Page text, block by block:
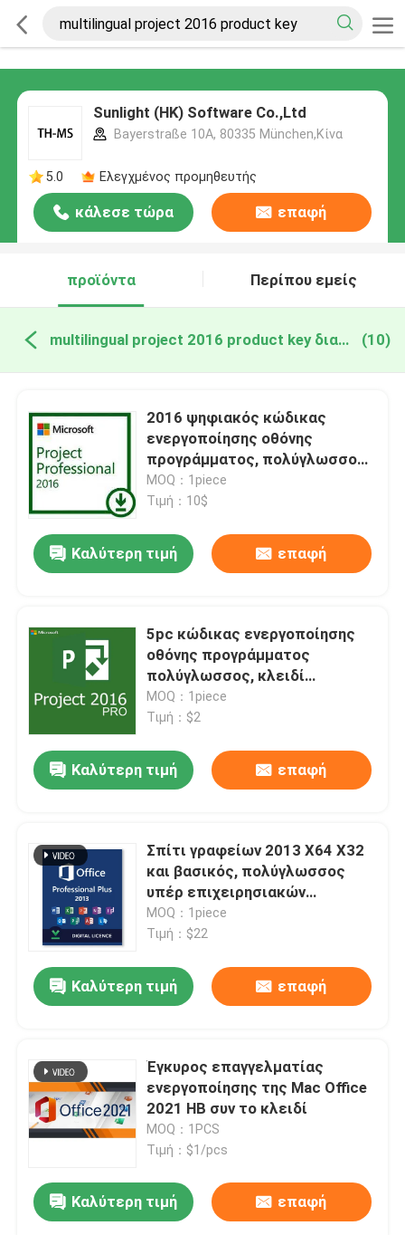
Sunlight (HK) Software Co.,Ltd
Bayerstraße 10A, 80335 München,Κίνα
5.0 Ελεγχμένος προμηθευτής
κάλεσε τώρα επαφή
προϊόντα Περίπου εμείς
multilingual project 2016 product key διαδικτυακή κατασκευή (10)
2016 ψηφιακός κώδικας
ενεργοποίησης οθόνης
προγράμματος, πολύγλωσσο
πρόγραμμα 2016 κλειδί
προϊόντων
MOQ：1piece
Τιμή：10$
Καλύτερη τιμή επαφή
5pc κώδικας ενεργοποίησης
οθόνης προγράμματος
πολύγλωσσος, κλειδί
προϊόντων του 2016 για το
πρόγραμμα
MOQ：1piece
Τιμή：$2
Καλύτερη τιμή επαφή
Σπίτι γραφείων 2013 X64 X32
και βασικός, πολύγλωσσος
υπέρ επιχειρησιακών
προϊόντων συν το κλειδί
αδειών όγκου
MOQ：1piece
Τιμή：$22
Καλύτερη τιμή επαφή
Έγκυρος επαγγελματίας
ενεργοποίησης της Mac Office
2021 HB συν το κλειδί
MOQ：1PCS
Τιμή：$1/pcs
Καλύτερη τιμή επαφή